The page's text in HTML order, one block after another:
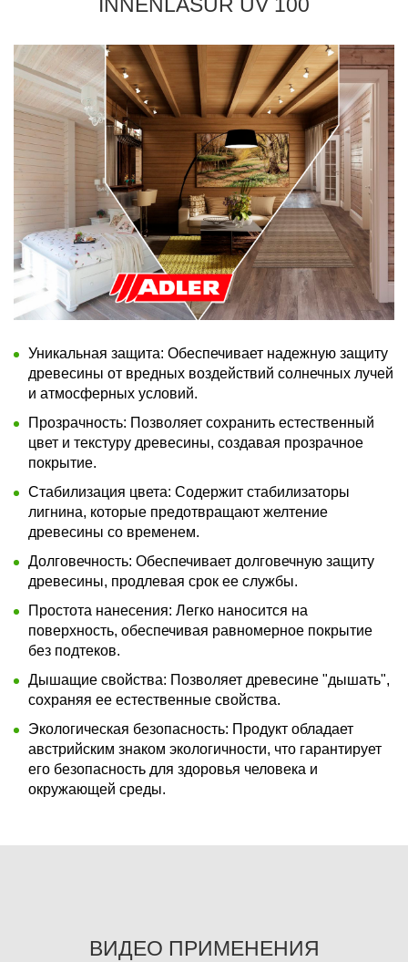
INNENLASUR UV 100
Уникальная защита: Обеспечивает надежную защиту
древесины от вредных воздействий солнечных лучей
и атмосферных условий.
Прозрачность: Позволяет сохранить естественный
цвет и текстуру древесины, создавая прозрачное
покрытие.
Стабилизация цвета: Содержит стабилизаторы
лигнина, которые предотвращают желтение
древесины со временем.
Долговечность: Обеспечивает долговечную защиту
древесины, продлевая срок ее службы.
Простота нанесения: Легко наносится на
поверхность, обеспечивая равномерное покрытие
без подтеков.
Дышащие свойства: Позволяет древесине "дышать",
сохраняя ее естественные свойства.
Экологическая безопасность: Продукт обладает
австрийским знаком экологичности, что гарантирует
его безопасность для здоровья человека и
окружающей среды.
ВИДЕО ПРИМЕНЕНИЯ